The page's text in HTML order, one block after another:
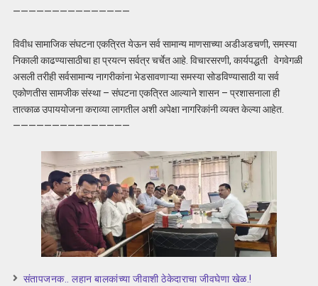
———————————————
विवीध सामाजिक संघटना एकत्रित येऊन सर्व सामान्य माणसाच्या अडीअडचणी, समस्या
निकाली काढण्यासाठीचा हा प्रयत्न सर्वत्र चर्चेत आहे. विचारसरणी, कार्यपद्धती वेगवेगळी
असली तरीही सर्वसामान्य नागरीकांना भेडसावणाऱ्या समस्या सोडविण्यासाठी या सर्व
एकोणतीस सामजीक संस्था – संघटना एकत्रित आल्याने शासन – प्रशासनाला ही
तात्काळ उपाययोजना कराव्या लागतील अशी अपेक्षा नागरिकांनी व्यक्त केल्या आहेत.
———————————————
संतापजनक.. लहान बालकांच्या जीवाशी ठेकेदाराचा जीवघेणा खेळ.!